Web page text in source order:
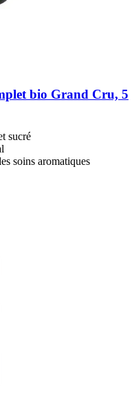
bio Grand Cru, 5
sucré
soins aromatiques